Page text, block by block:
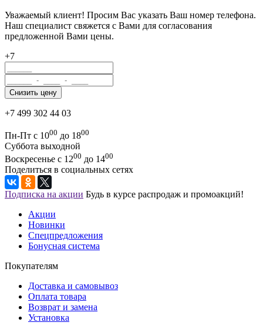
Уважаемый клиент! Просим Вас указать Ваш номер телефона.
Наш специалист свяжется с Вами для согласования
предложенной Вами цены.
+7
+7 499 302 44 03
Пн-Пт с 1000 до 1800
Суббота выходной
Воскресенье с 1200 до 1400
Поделиться в социальных сетях
Подписка на акции Будь в курсе распродаж и промоакций!
Акции
Новинки
Спецпредложения
Бонусная система
Покупателям
Доставка и самовывоз
Оплата товара
Возврат и замена
Установка